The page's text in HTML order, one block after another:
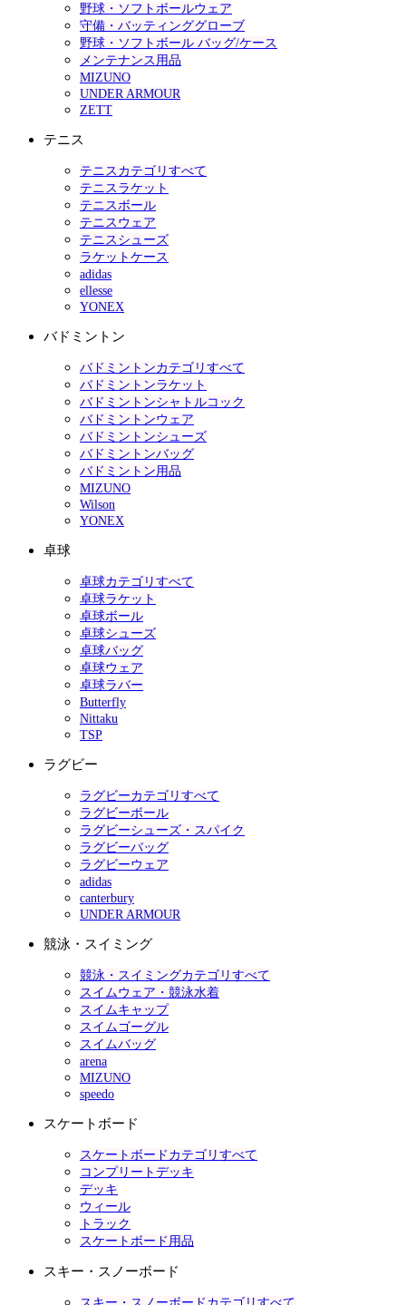
野球・ソフトボールウェア
守備・バッティンググローブ
野球・ソフトボール バッグ/ケース
メンテナンス用品
MIZUNO
UNDER ARMOUR
ZETT
テニス
テニスカテゴリすべて
テニスラケット
テニスボール
テニスウェア
テニスシューズ
ラケットケース
adidas
ellesse
YONEX
バドミントン
バドミントンカテゴリすべて
バドミントンラケット
バドミントンシャトルコック
バドミントンウェア
バドミントンシューズ
バドミントンバッグ
バドミントン用品
MIZUNO
Wilson
YONEX
卓球
卓球カテゴリすべて
卓球ラケット
卓球ボール
卓球シューズ
卓球バッグ
卓球ウェア
卓球ラバー
Butterfly
Nittaku
TSP
ラグビー
ラグビーカテゴリすべて
ラグビーボール
ラグビーシューズ・スパイク
ラグビーバッグ
ラグビーウェア
adidas
canterbury
UNDER ARMOUR
競泳・スイミング
競泳・スイミングカテゴリすべて
スイムウェア・競泳水着
スイムキャップ
スイムゴーグル
スイムバッグ
arena
MIZUNO
speedo
スケートボード
スケートボードカテゴリすべて
コンプリートデッキ
デッキ
ウィール
トラック
スケートボード用品
スキー・スノーボード